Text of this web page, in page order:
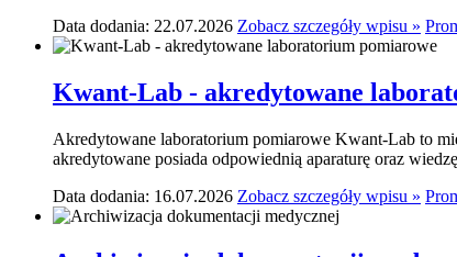
Data dodania: 22.07.2026 Zobacz szczegóły wpisu »
Kwant-Lab - akredytowane
Akredytowane laboratorium pomiarowe Kwant-Lab to
akredytowane posiada odpowiednią aparaturę oraz
Data dodania: 16.07.2026 Zobacz szczegóły wpisu »